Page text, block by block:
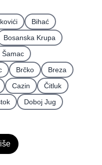
Bihać
Bosanska Krupa
Šamac
Brčko
Breza
Cazin
Čitluk
Doboj Jug